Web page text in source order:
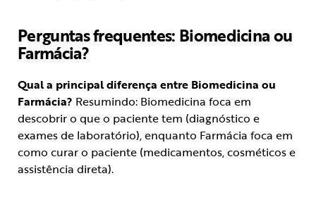
Perguntas frequentes: Biomedicina ou
Farmácia?
Qual a principal diferença entre Biomedicina ou
Farmácia? Resumindo: Biomedicina foca em
descobrir o que o paciente tem (diagnóstico e
exames de laboratório), enquanto Farmácia foca em
como curar o paciente (medicamentos, cosméticos e
assistência direta).